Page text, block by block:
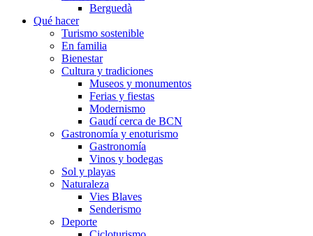
Berguedà
Qué hacer
Turismo sostenible
En familia
Bienestar
Cultura y tradiciones
Museos y monumentos
Ferias y fiestas
Modernismo
Gaudí cerca de BCN
Gastronomía y enoturismo
Gastronomía
Vinos y bodegas
Sol y playas
Naturaleza
Vies Blaves
Senderismo
Deporte